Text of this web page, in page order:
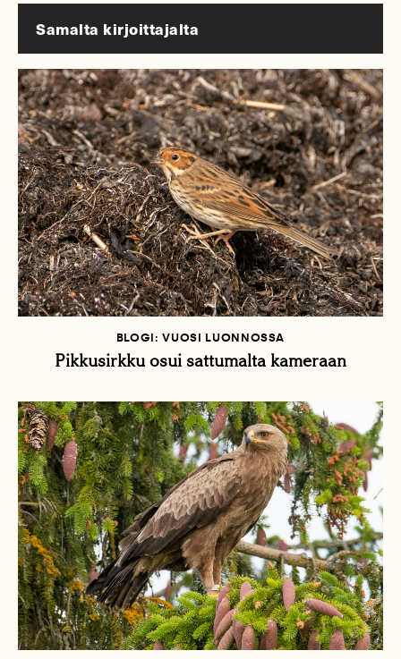
Samalta kirjoittajalta
BLOGI: VUOSI LUONNOSSA
Pikkusirkku osui sattumalta kameraan